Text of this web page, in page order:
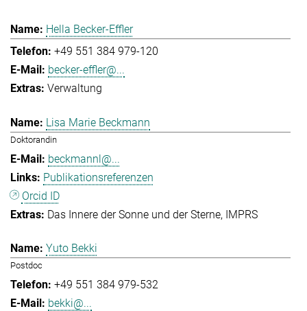
Hella Becker-Effler
+49 551 384 979-120
becker-effler@...
Verwaltung
Lisa Marie Beckmann
Doktorandin
beckmannl@...
Publikationsreferenzen
Orcid ID
Das Innere der Sonne und der Sterne IMPRS
Yuto Bekki
Postdoc
+49 551 384 979-532
bekki@...